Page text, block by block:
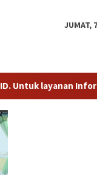
JUMAT,
layanan